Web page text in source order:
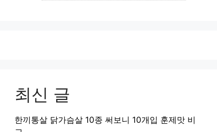
최신 글
한끼통살 닭가슴살 10종 써보니 10개입 훈제맛 비